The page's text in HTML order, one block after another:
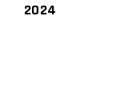
2024